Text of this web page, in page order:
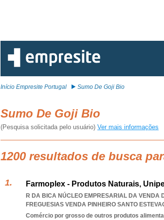
Início Empresite Portugal Sumo De Goji Bio
Sumo De Goji Bio
(Pesquisa solicitada pelo usuário) Ver mais informações
1200 resultados de busca
Farmoplex - Produtos Naturais,
R DA BICA NÚCLEO EMPRESARIAL DA VENDA
FREGUESIAS VENDA PINHEIRO SANTO
Comércio por grosso de outros produtos